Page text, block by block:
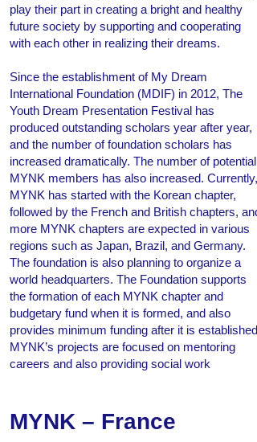
play their part in creating a bright and healthy
future society by supporting and cooperating
with each other in realizing their dreams.
Since the establishment of My Dream
International Foundation (MDIF) in 2012, The
Youth Dream Presentation Festival has
produced outstanding scholars year after year,
and the number of foundation scholars has
increased dramatically. The number of potential
MYNK members has also increased. Currently,
MYNK has started with the Korean chapter,
followed by the French and British chapters, and
more MYNK chapters are expected in various
regions such as Japan, Brazil, and Germany.
The foundation is also planning to organize a
world headquarters. The Foundation supports
the formation of each MYNK chapter and
budgetary fund when it is formed, and also
provides minimum funding after it is established.
MYNK’s projects are focused on mentoring
careers and also providing social work
MYNK – France